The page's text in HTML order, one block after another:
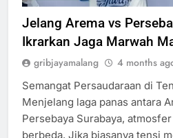
Jelang Arema vs
Ikrarkan Jaga Marwah
gribjayamalang 4 months
Semangat Persaudaraan di
Menjelang laga panas antara
Persebaya Surabaya,
berbeda. Jika biasanya tensi